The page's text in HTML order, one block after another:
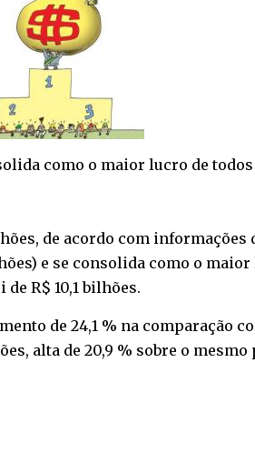
como o maior lucro de
de acordo com
e se consolida como o
R$ 10,1 bilhões.
de 24,1 % na comparação
alta de 20,9 % sobre o mesmo